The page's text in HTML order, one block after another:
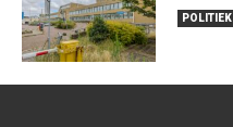
POLITIEK